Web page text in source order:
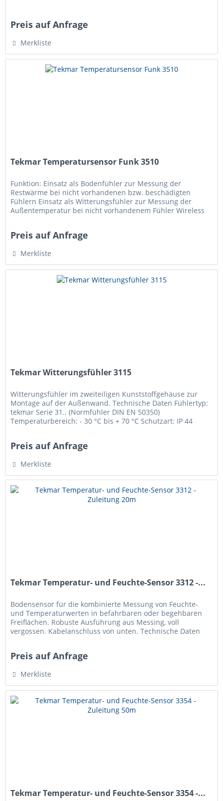
Preis auf Anfrage
Merkliste
Tekmar Temperatursensor Funk 3510
Funktion: Einsatz als Bodenfühler zur Messung der
Restwärme bei nicht vorhandenen bzw. beschädigten
Fühlern Einsatz als Witterungsfühler zur Messung der
Außentemperatur bei nicht vorhandenem Fühler Wireless
Preis auf Anfrage
Merkliste
Tekmar Witterungsfühler 3115
Witterungsfühler im zweiteiligen Kunststoffgehäuse zur
Montage auf der Außenwand. Technische Daten Fühlertyp:
tekmar Serie 31.. (Normfühler DIN EN 50350)
Temperaturbereich: - 30 °C bis + 70 °C Schutzart: IP 44
Preis auf Anfrage
Merkliste
Tekmar Temperatur- und Feuchte-Sensor 3312 -...
Bodensensor für die kombinierte Messung von Feuchte-
und Temperaturwerten in befahrbaren oder begehbaren
Freiflächen. Robuste Ausführung aus Messing, voll
vergossen. Kabelanschluss von unten. Technische Daten
Preis auf Anfrage
Merkliste
Tekmar Temperatur- und Feuchte-Sensor 3354 -...